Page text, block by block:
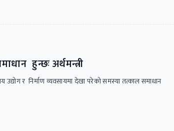
हुन्छः अर्थमन्त्री
उद्योग र निर्माण व्यवसायमा देखा परेको समस्या तत्काल समाधान